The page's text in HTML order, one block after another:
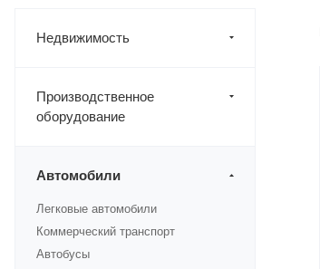
Недвижимость
Производственное
оборудование
Автомобили
Легковые автомобили
Коммерческий транспорт
Автобусы